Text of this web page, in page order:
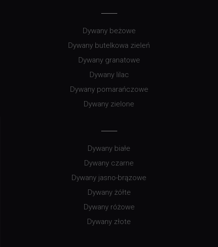
Dywany beżowe
Dywany butelkowa zieleń
Dywany granatowe
Dywany lilac
Dywany pomarańczowe
Dywany zielone
Dywany białe
Dywany czarne
Dywany jasno-brązowe
Dywany żółte
Dywany różowe
Dywany złote